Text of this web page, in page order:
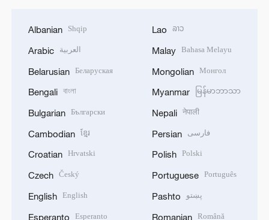
Albanian Shqip
Arabic العربية
Belarusian Беларуская
Bengali বাংলা
Bulgarian Български
Cambodian ខ្មែរ
Croatian Hrvatski
Czech Český
English English
Esperanto Esperanto
Lao ລາວ
Malay Bahasa Melayu
Mongolian Монгол
Myanmar မြန်မာဘာသာ
Nepali नेपाली
Persian فارسی
Polish Polski
Portuguese Português
Pashto پښتو
Romanian Română